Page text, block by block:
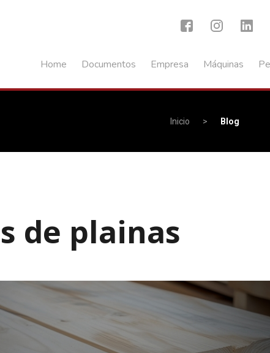
Home Documentos Empresa Máquinas
Inicio > Blog
de plainas